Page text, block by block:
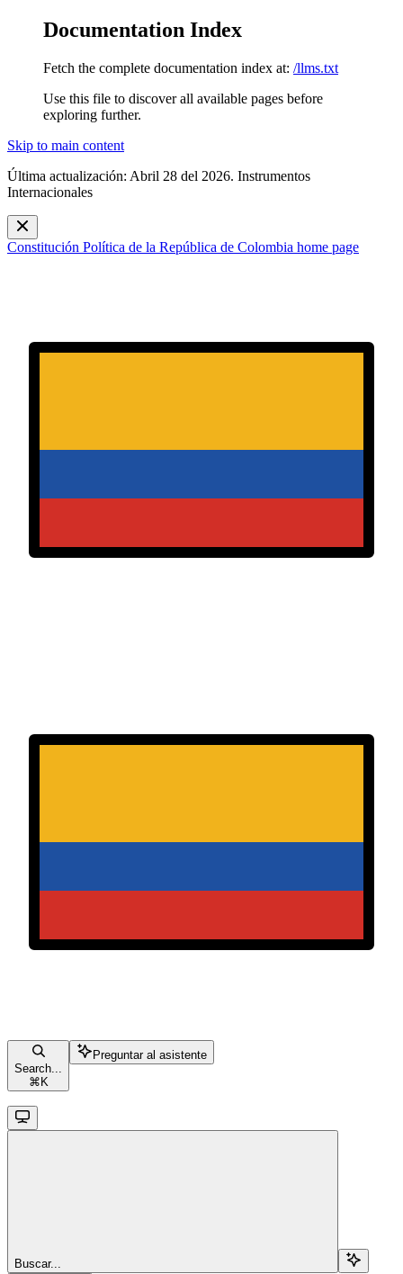
Documentation Index
Fetch the complete documentation index at: /llms.txt
Use this file to discover all available pages before
exploring further.
Skip to main content
Última actualización: Abril 28 del 2026. Instrumentos
Internacionales
Constitución Política de la República de Colombia home page
Search...
⌘ K
Preguntar al asistente
Buscar...